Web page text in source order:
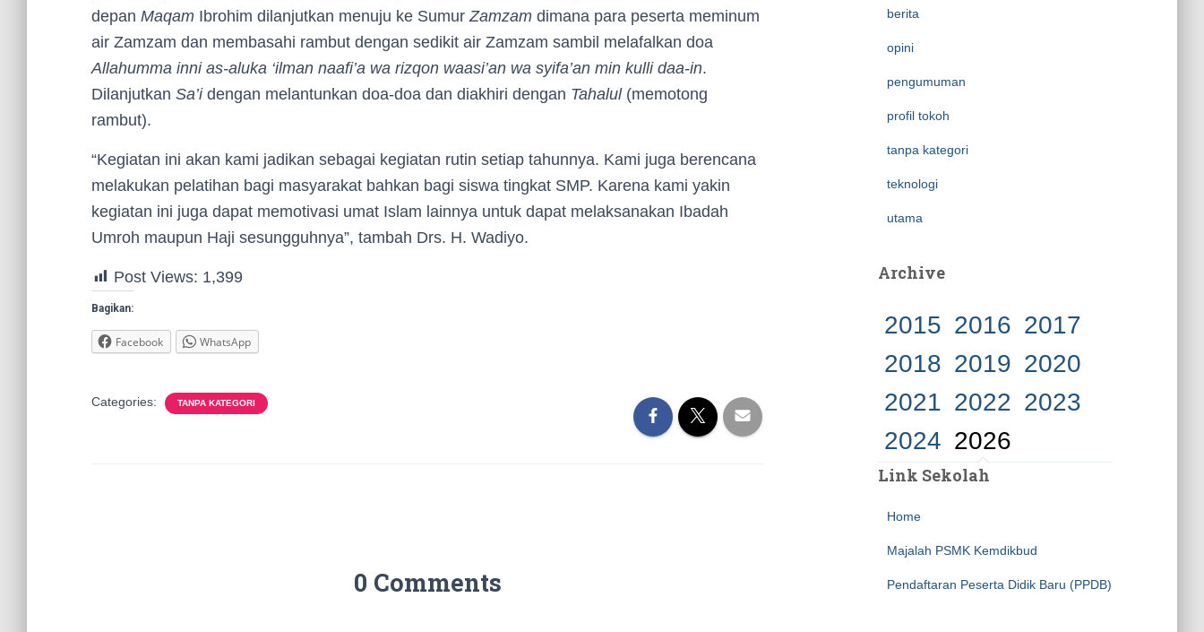
depan Maqam Ibrohim dilanjutkan menuju ke SumurZamzam dimana para peserta meminum
air Zamzam dan membasahi rambut dengan sedikit air Zamzam sambil melafalkan doa
Allahumma inni as-aluka ‘ilman naafi’a wa rizqon waasi’an wa syifa’an min kulli daa-in.
Dilanjutkan Sa’idengan melantunkan doa-doa dan diakhiri dengan Tahalul(memotong
rambut).
“Kegiatan ini akan kami jadikan sebagai kegiatan rutin setiap tahunnya. Kami juga berencana
melakukan pelatihan bagi masyarakat bahkan bagi siswa tingkat SMP. Karena kami yakin
kegiatan ini juga dapat memotivasi umat Islam lainnya untuk dapat melaksanakan Ibadah
Umroh maupun Haji sesungguhnya”, tambah Drs. H. Wadiyo.
Post Views: 1,399
Bagikan:
Facebook WhatsApp
Categories: TANPA KATEGORI
0 Comments
berita
opini
pengumuman
profil tokoh
tanpa kategori
teknologi
utama
Archive
2015 2016 2017
2018 2019 2020
2021 2022 2023
2024 2026
Link Sekolah
Home
Majalah PSMK Kemdikbud
Pendaftaran Peserta Didik Baru (PPDB)